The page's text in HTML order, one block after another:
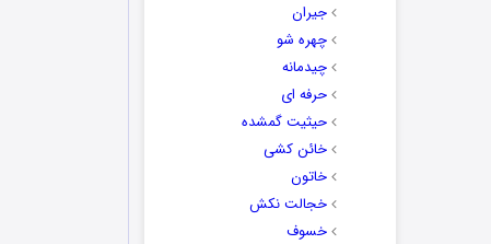
جیران
چهره شو
چیدمانه
حرفه ای
حیثیت گمشده
خائن کشی
خاتون
خجالت نکش
خسوف